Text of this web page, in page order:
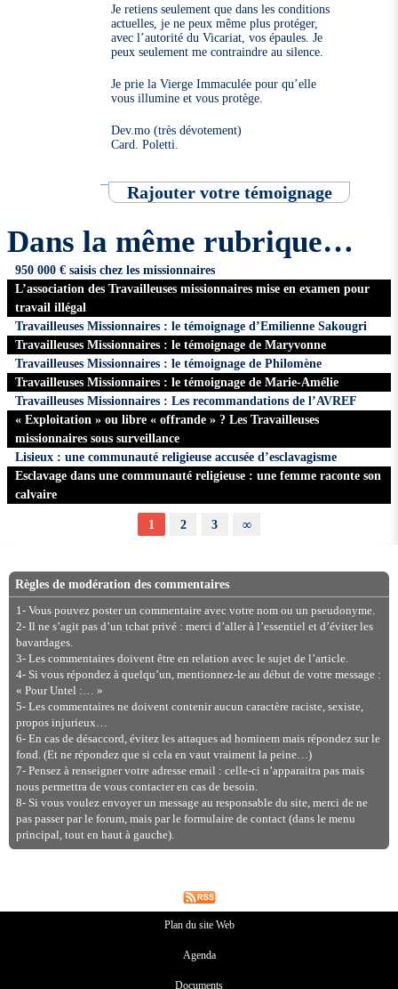
Je retiens seulement que dans les conditions
actuelles, je ne peux même plus protéger,
avec l’autorité du Vicariat, vos épaules. Je
peux seulement me contraindre au silence.
Je prie la Vierge Immaculée pour qu’elle
vous illumine et vous protège.
Dev.mo (très dévotement)
Card. Poletti.
Rajouter votre témoignage
Dans la même rubrique…
950 000 € saisis chez les missionnaires
L’association des Travailleuses missionnaires mise en examen pour
travail illégal
Travailleuses Missionnaires : le témoignage d’Emilienne Sakougri
Travailleuses Missionnaires : le témoignage de Maryvonne
Travailleuses Missionnaires : le témoignage de Philomène
Travailleuses Missionnaires : le témoignage de Marie-Amélie
Travailleuses Missionnaires : Les recommandations de l’AVREF
« Exploitation » ou libre « offrande » ? Les Travailleuses
missionnaires sous surveillance
Lisieux : une communauté religieuse accusée d’esclavagisme
Esclavage dans une communauté religieuse : une femme raconte son
calvaire
1 2 3 ∞
Règles de modération des commentaires
1- Vous pouvez poster un commentaire avec votre nom ou un pseudonyme.
2- Il ne s’agit pas d’un tchat privé : merci d’aller à l’essentiel et d’éviter les
bavardages.
3- Les commentaires doivent être en relation avec le sujet de l’article.
4- Si vous répondez à quelqu’un, mentionnez-le au début de votre message :
« Pour Untel :… »
5- Les commentaires ne doivent contenir aucun caractère raciste, sexiste,
propos injurieux…
6- En cas de désaccord, évitez les attaques ad hominem mais répondez sur le
fond. (Et ne répondez que si cela en vaut vraiment la peine…)
7- Pensez à renseigner votre adresse email : celle-ci n’apparaitra pas mais
nous permettra de vous contacter en cas de besoin.
8- Si vous voulez envoyer un message au responsable du site, merci de ne
pas passer par le forum, mais par le formulaire de contact (dans le menu
principal, tout en haut à gauche).
Plan du site Web
Agenda
Documents